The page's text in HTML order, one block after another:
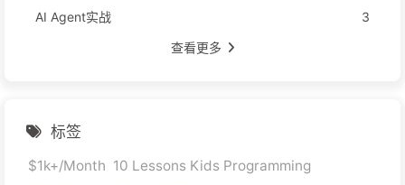
AI Agent实战
3
查看更多
标签
$1k+/Month 10 Lessons Kids Programming